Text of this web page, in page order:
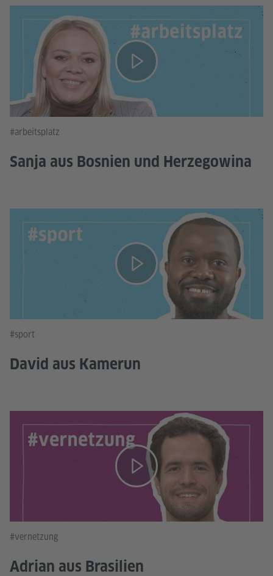
#arbeitsplatz
Sanja aus Bosnien und Herzegowina
#sport
David aus Kamerun
#vernetzung
Adrian aus Brasilien